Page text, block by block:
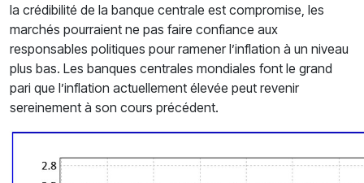
la crédibilité de la banque centrale est compromise, les
marchés pourraient ne pas faire confiance aux
responsables politiques pour ramener l’inflation à un niveau
plus bas. Les banques centrales mondiales font le grand
pari que l’inflation actuellement élevée peut revenir
sereinement à son cours précédent.